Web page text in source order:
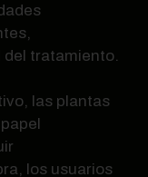
del tratamiento.
las plantas
los usuarios